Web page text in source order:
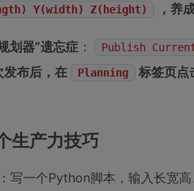
Y(width) Z(height) ，养
划器”遗忘症 ： Publish
发布后，在 Planning
标签页点
生产力技巧
：写一个Python脚本，输入长宽